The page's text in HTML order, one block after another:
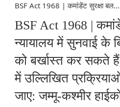
BSF Act 1968 | कमांडेंट सुरक्षा बल...
BSF Act 1968 |
न्यायालय में सुनवाई के
को बर्खास्त कर सकते
में उल्लिखित
जाए: जम्मू-कश्मीर